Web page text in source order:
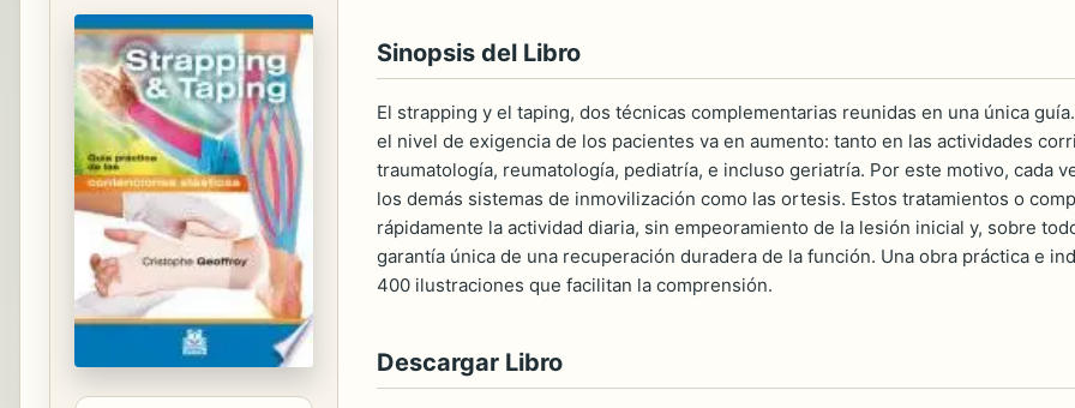
Sinopsis del Libro
El strapping y el taping, dos técnicas complementarias reunidas en una única
el nivel de exigencia de los pacientes va en aumento: tanto en las actividades
traumatología, reumatología, pediatría, e incluso geriatría. Por este motivo, cada
los demás sistemas de inmovilización como las ortesis. Estos tratamientos o
rápidamente la actividad diaria, sin empeoramiento de la lesión inicial y, sobre
garantía única de una recuperación duradera de la función. Una obra práctica e
400 ilustraciones que facilitan la comprensión.
Descargar Libro